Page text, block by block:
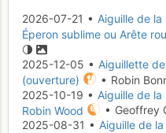
2026-07-21 • Aiguille de
Éperon sublime ou Arête
2025-12-05 • Aiguillette
(ouverture)
• Robin
2025-10-19 • Aiguille de
Robin Wood
• Geoffrey
2025-08-31 • Aiguille de